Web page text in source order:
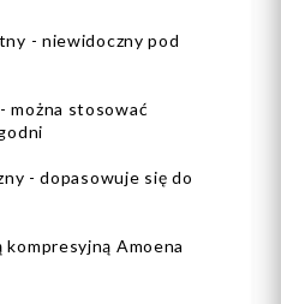
- niewidoczny pod
stosować
- dopasowuje się do
Amoena